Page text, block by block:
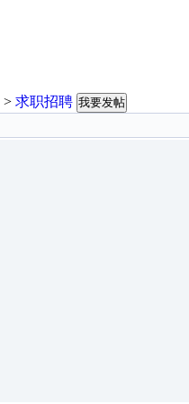
> 求职招聘 我要发帖